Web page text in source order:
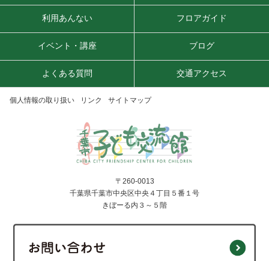
利用あんない フロアガイド
イベント・講座 ブログ
よくある質問 交通アクセス
個人情報の取り扱い リンク サイトマップ
〒260-0013
千葉県千葉市中央区中央４丁目５番１号
きぼーる内３～５階